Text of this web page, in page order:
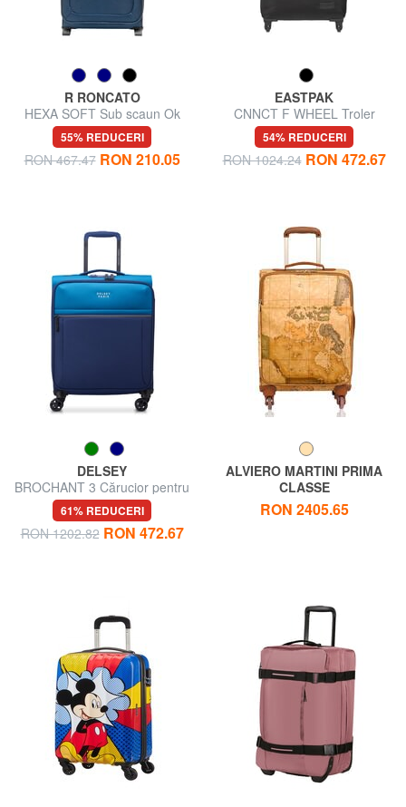
R RONCATO
HEXA SOFT Sub scaun Ok
Easyjet
55% REDUCERI
RON 467.47 RON 210.05
EASTPAK
CNNCT F WHEEL Troler
Bagaj de mana
54% REDUCERI
RON 1024.24 RON 472.67
DELSEY
BROCHANT 3 Cărucior pentru
bagaje de mână
61% REDUCERI
RON 1202.82 RON 472.67
ALVIERO MARTINI PRIMA
CLASSE
GEO CLASSIC Troller de
bagaje de mână
RON 2405.65